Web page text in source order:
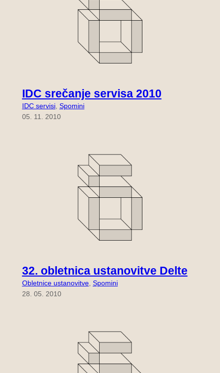
IDC srečanje servisa 2010
IDC servisi, Spomini
05. 11. 2010
32. obletnica ustanovitve Delte
Obletnice ustanovitve, Spomini
28. 05. 2010